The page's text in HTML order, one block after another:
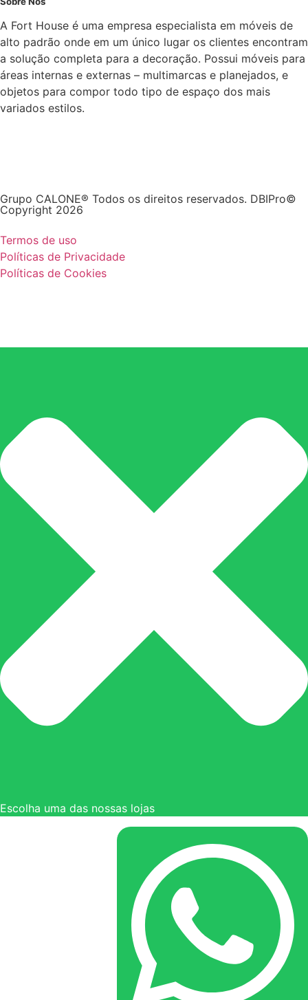
A Fort House é uma empresa especialista em móveis de
alto padrão onde em um único lugar os clientes encontram
a solução completa para a decoração. Possui móveis para
áreas internas e externas – multimarcas e planejados, e
objetos para compor todo tipo de espaço dos mais
variados estilos.
Grupo CALONE® Todos os direitos reservados. DBIPro©
Copyright 2026
Termos de uso
Políticas de Privacidade
Políticas de Cookies
Escolha uma das nossas lojas